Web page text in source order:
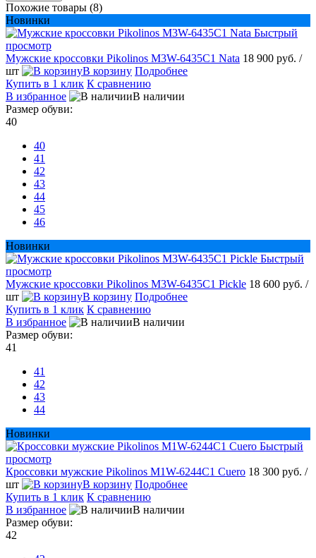
Похожие товары (8)
Новинки
Быстрый
просмотр
Мужские кроссовки Pikolinos M3W-6435C1 Nata 18 900 руб. /
шт
В корзину Подробнее
Купить в 1 клик К сравнению
В избранное
В наличии
Размер обуви:
40
40
41
42
43
44
45
46
Новинки
Быстрый
просмотр
Мужские кроссовки Pikolinos M3W-6435C1 Pickle 18 600 руб. /
шт
В корзину Подробнее
Купить в 1 клик К сравнению
В избранное
В наличии
Размер обуви:
41
41
42
43
44
Новинки
Быстрый
просмотр
Кроссовки мужские Pikolinos M1W-6244C1 Cuero 18 300 руб. /
шт
В корзину Подробнее
Купить в 1 клик К сравнению
В избранное
В наличии
Размер обуви:
42